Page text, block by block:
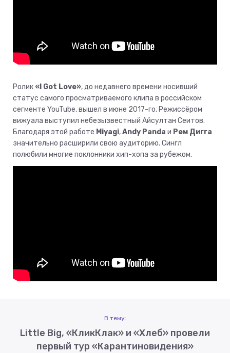
Ролик «I Got Love», до недавнего времени носивший
статус самого просматриваемого клипа в российском
сегменте YouTube, вышел в июне 2017-го. Режиссёром
вижуала выступил небезызвестный Айсултан Сеитов.
Благодаря этой работе Miyagi,Andy Panda и Рем Дигга
значительно расширили свою аудиторию. Сингл
полюбили многие поклонники хип-хопа за рубежом.
В тему:
Little Big, «КликКлак» и «Хлеб» провели
первый тур «Карантиновидения»